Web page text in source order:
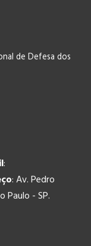
de Defesa dos
:
: Av. Pedro
Paulo - SP.